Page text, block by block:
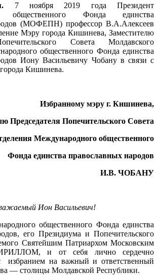
7 ноября 2019 года Президент
общественного Фонда единства
(МОФЕПН) профессор В.А.Алексеев
Мэру города Кишинева, Заместителю
Совета Молдавского
общественного Фонда единства
Иону Васильевичу Чобану в связи с
Кишинева.
Избранному мэру г. Кишинева,
Председателя Попечительского Совета
Международного общественного
Фонда единства православных народов
И.В. ЧОБАНУ
Ион Васильевич!
общественного Фонда единства
его Президиума и Попечительского
Святейшим Патриархом Московским
и от себя лично сердечно
избранием на важный и ответственный
— столицы Молдавской Республики.